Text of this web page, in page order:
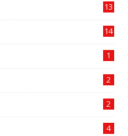
13
14
1
2
2
4